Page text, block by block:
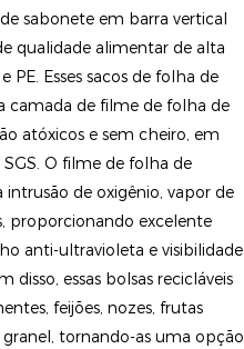
sabonete em barra vertical
qualidade alimentar de alta
PE. Esses sacos de folha de
camada de filme de folha de
atóxicos e sem cheiro, em
O filme de folha de
de oxigênio, vapor de
proporcionando excelente
anti-ultravioleta e visibilidade
disso, essas bolsas recicláveis
feijões, nozes, frutas
tornando-as uma opção